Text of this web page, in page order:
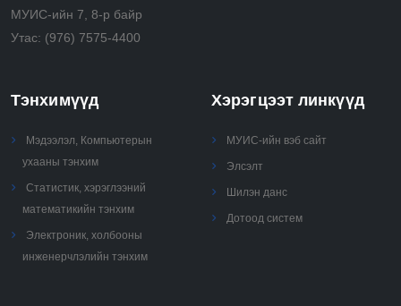
МУИС-ийн 7, 8-р байр
Утас: (976) 7575-4400
Тэнхимүүд
Мэдээлэл, Компьютерын
ухааны тэнхим
Статистик, хэрэглээний
математикийн тэнхим
Электроник, холбооны
инженерчлэлийн тэнхим
Хэрэгцээт линкүүд
МУИС-ийн вэб сайт
Элсэлт
Шилэн данс
Дотоод систем